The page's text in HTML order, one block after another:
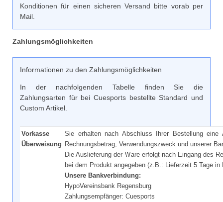
Konditionen für einen sicheren Versand bitte vorab per
Mail.
Zahlungsmöglichkeiten
Informationen zu den Zahlungsmöglichkeiten
In der nachfolgenden Tabelle finden Sie die
Zahlungsarten für bei Cuesports bestellte Standard und
Custom Artikel.
Vorkasse
Überweisung
Sie erhalten nach Abschluss Ihrer Bestellung eine
Rechnungsbetrag, Verwendungszweck und unserer
Die Auslieferung der Ware erfolgt nach Eingang des
bei dem Produkt angegeben (z.B.: Lieferzeit 5 Tage in
Unsere Bankverbindung:
HypoVereinsbank Regensburg
Zahlungsempfänger: Cuesports